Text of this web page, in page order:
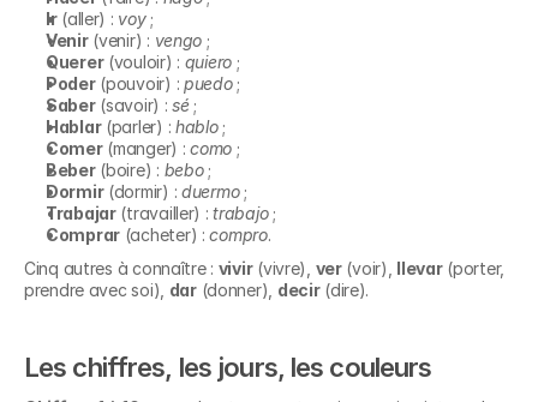
Ir (aller) : voy ;
Venir (venir) : vengo ;
Querer (vouloir) : quiero ;
Poder (pouvoir) : puedo ;
Saber (savoir) : sé ;
Hablar (parler) : hablo ;
Comer (manger) : como ;
Beber (boire) : bebo ;
Dormir (dormir) : duermo ;
Trabajar (travailler) : trabajo ;
Comprar (acheter) : compro.
Cinq autres à connaître : vivir (vivre), ver (voir), llevar (porter,
prendre avec soi), dar (donner), decir (dire).
Les chiffres, les jours, les couleurs